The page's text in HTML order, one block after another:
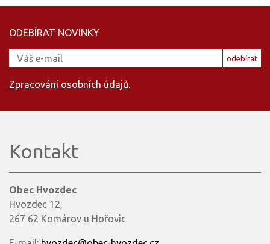
ODEBÍRAT NOVINKY
odebírat
Zpracování osobních údajů.
Kontakt
Obec Hvozdec
Hvozdec 12,
267 62 Komárov u Hořovic